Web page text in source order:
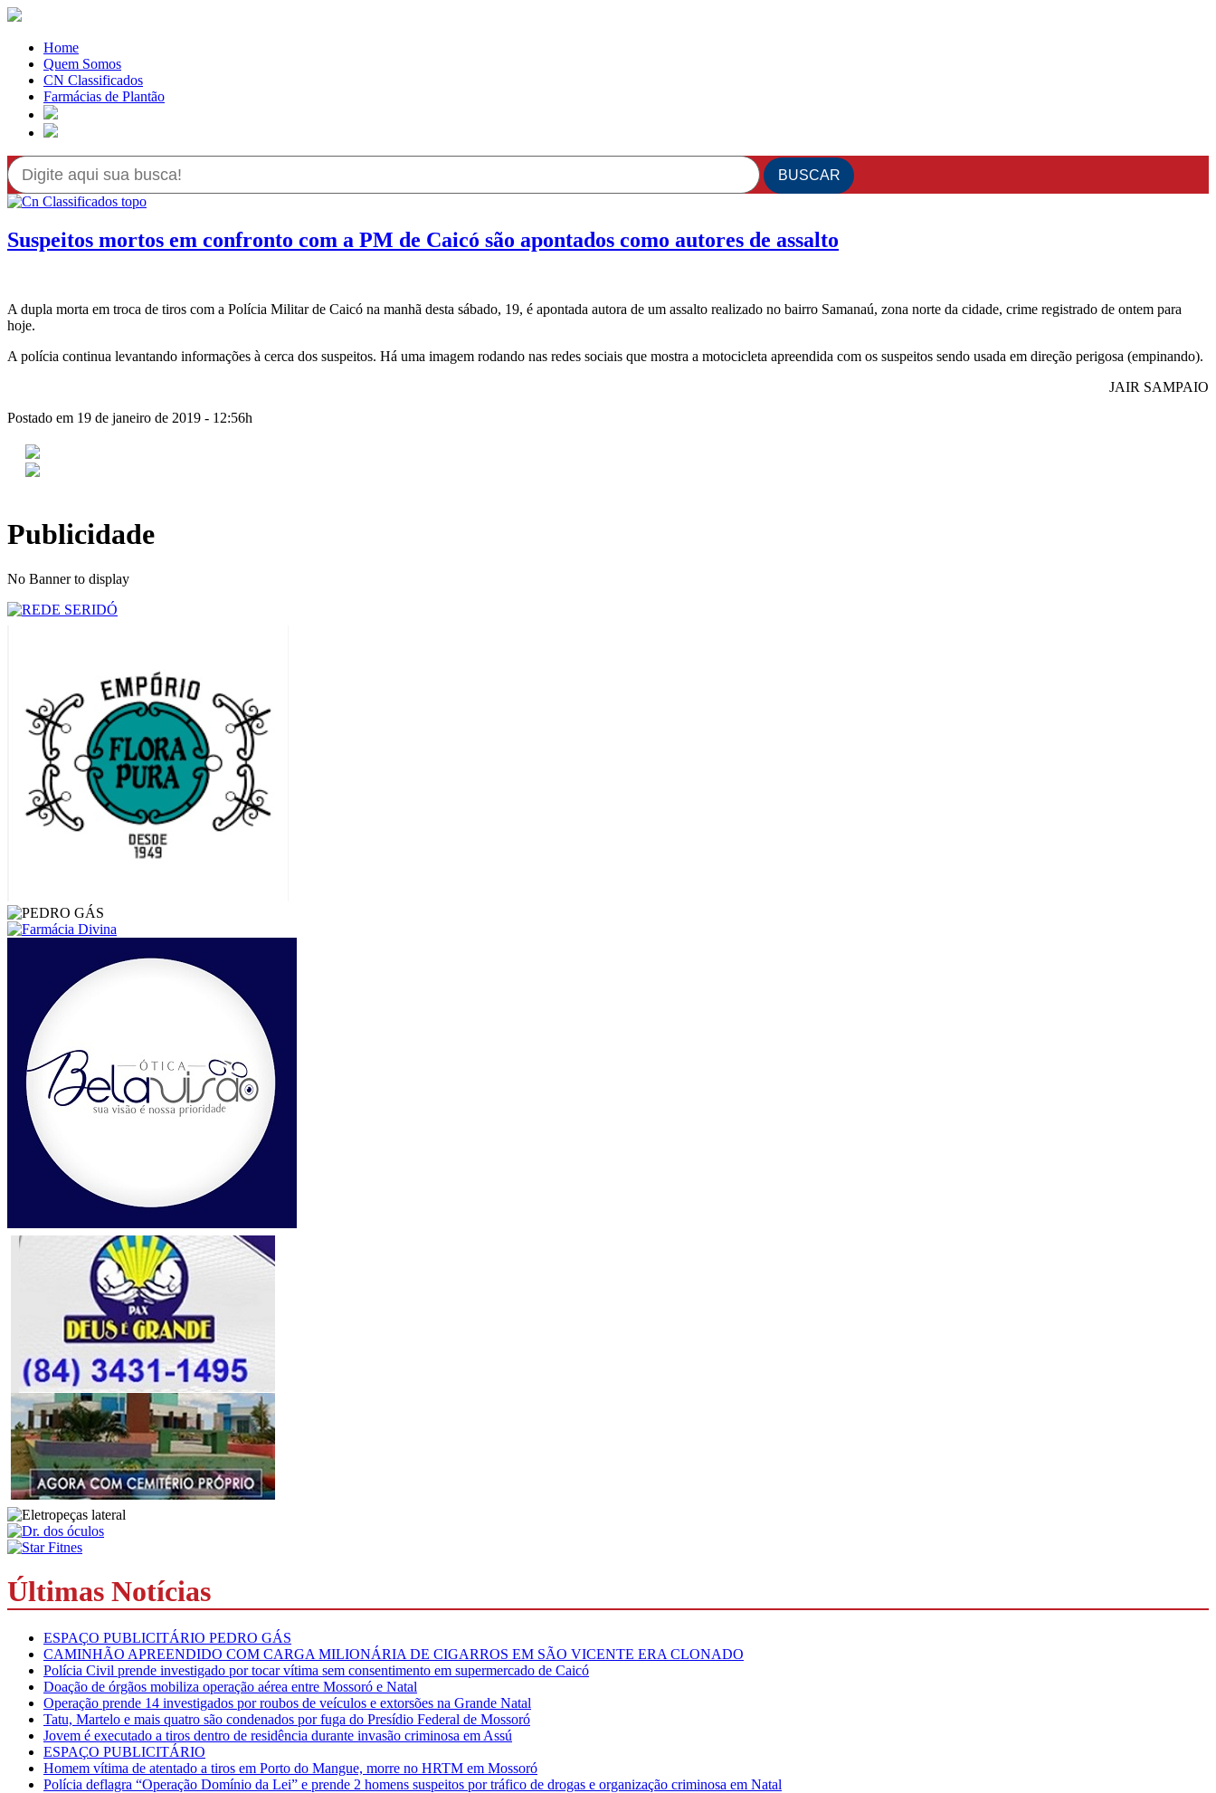
Home
Quem Somos
CN Classificados
Farmácias de Plantão
Suspeitos mortos em confronto com a PM de Caicó são apontados como autores de assalto
A dupla morta em troca de tiros com a Polícia Militar de Caicó na manhã desta sábado, 19, é apontada autora de um assalto realizado no bairro Samanaú, zona norte da cidade, crime registrado de ontem para
hoje.
A polícia continua levantando informações à cerca dos suspeitos. Há uma imagem rodando nas redes sociais que mostra a motocicleta apreendida com os suspeitos sendo usada em direção perigosa (empinando).
JAIR SAMPAIO
Postado em 19 de janeiro de 2019 - 12:56h
Publicidade
No Banner to display
Últimas Notícias
ESPAÇO PUBLICITÁRIO PEDRO GÁS
CAMINHÃO APREENDIDO COM CARGA MILIONÁRIA DE CIGARROS EM SÃO VICENTE ERA CLONADO
Polícia Civil prende investigado por tocar vítima sem consentimento em supermercado de Caicó
Doação de órgãos mobiliza operação aérea entre Mossoró e Natal
Operação prende 14 investigados por roubos de veículos e extorsões na Grande Natal
Tatu, Martelo e mais quatro são condenados por fuga do Presídio Federal de Mossoró
Jovem é executado a tiros dentro de residência durante invasão criminosa em Assú
ESPAÇO PUBLICITÁRIO
Homem vítima de atentado a tiros em Porto do Mangue, morre no HRTM em Mossoró
Polícia deflagra “Operação Domínio da Lei” e prende 2 homens suspeitos por tráfico de drogas e organização criminosa em Natal